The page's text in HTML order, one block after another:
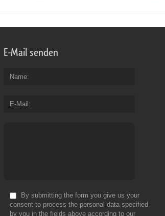
E-Mail senden
Name
E-Mail
By submitting the form you give us your
consent to process the personal data specified
by you in the fields above according to our